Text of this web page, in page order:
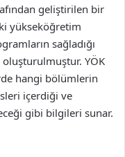
geliştirilen bir
yükseköğretim
sağladığı
oluşturulmuştur. YÖK
hangi bölümlerin
içerdiği ve
gibi bilgileri sunar.